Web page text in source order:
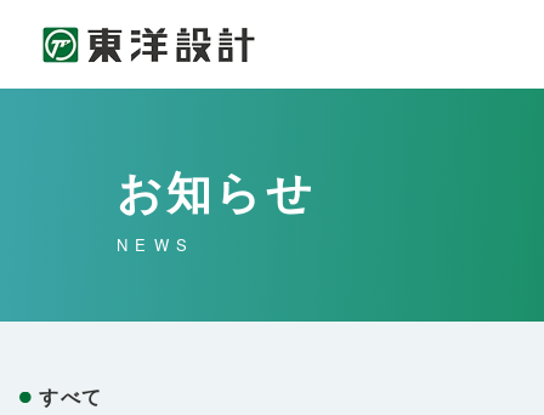
お知らせ
NEWS
すべて